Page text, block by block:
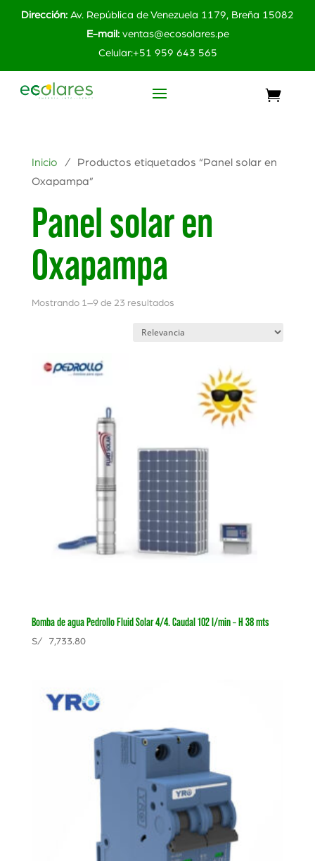
Dirección: Av. República de Venezuela 1179, Breña 15082
E-mail: ventas@ecosolares.pe
Celular:+51 959 643 565
Inicio / Productos etiquetados “Panel solar en
Oxapampa”
Panel solar en
Oxapampa
Mostrando 1–9 de 23 resultados
Bomba de agua Pedrollo Fluid Solar 4/4. Caudal 102 l/min – H 38 mts
S/7,733.80